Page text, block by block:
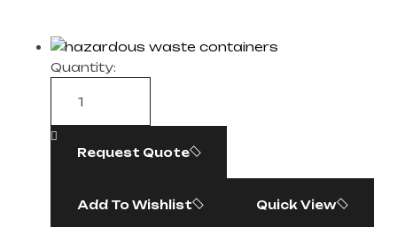
Quantity:
Request Quote
Add To Wishlist Quick View